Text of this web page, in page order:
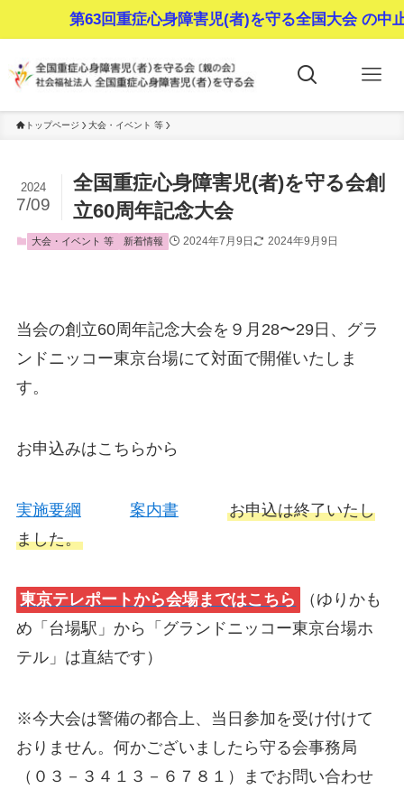
第63回重症心身障害児(者)を守る全国大会 の中止
トップページ 大会・イベント 等
全国重症心身障害児(者)を守る会創
立60周年記念大会
2024
7/09
大会・イベント 等 新着情報 2024年7月9日 2024年9月9日
当会の創立60周年記念大会を９月28〜29日、グラ
ンドニッコー東京台場にて対面で開催いたしま
す。
お申込みはこちらから
実施要綱 案内書
お申込は終了いたし
ました。
東京テレポートから会場まではこちら
（ゆりかも
め「台場駅」から「グランドニッコー東京台場ホ
テル」は直結です）
※今大会は警備の都合上、当日参加を受け付けて
おりません。何かございましたら守る会事務局
（０３－３４１３－６７８１）までお問い合わせ